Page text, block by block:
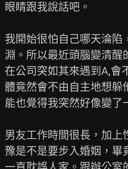
眼睛跟我說話吧。
我開始很怕自己哪天淪陷
淵。所以最近頭腦變清醒
在公司突如其來遇到A,會
體竟然會不由自主地想躲
能也覺得我突然好像變了
男友工作時間很長，加上
豫是不是要步入婚姻，畢